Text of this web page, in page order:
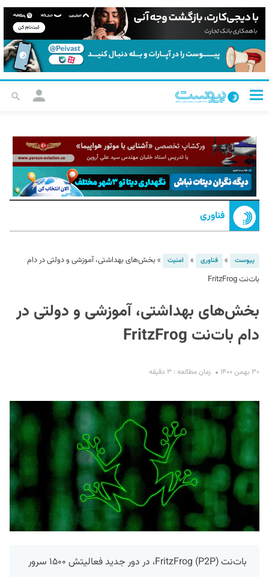
فناوری
پیوست » فناوری » امنیت »بخش‌های بهداشتی، آموزشی و دولتی در دام
بات‌نت FritzFrog
بخش‌های بهداشتی، آموزشی و دولتی در
دام بات‌نت FritzFrog
۳۰ بهمن ۱۴۰۰ زمان مطالعه : ۳ دقیقه
بات‌نت (FritzFrog (P2P، در دور جدید فعالیتش ۱۵۰۰ سرور